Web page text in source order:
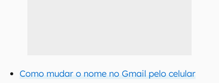
Como mudar o nome no Gmail pelo celular